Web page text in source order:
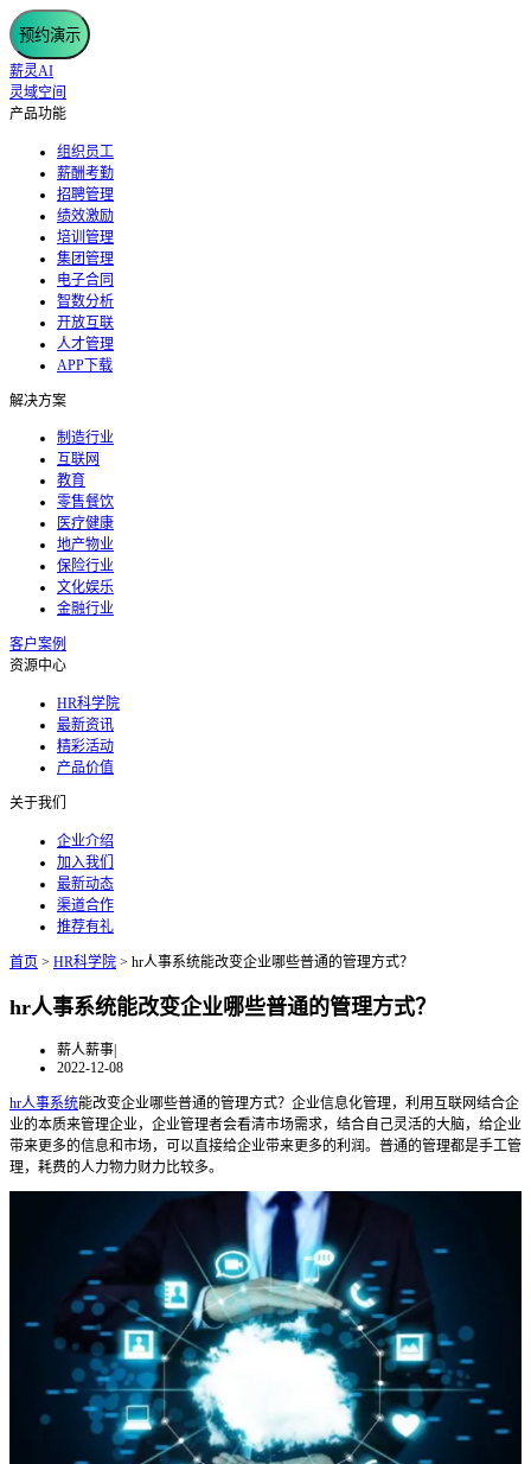
预约演示
薪灵AI
灵域空间
产品功能
组织员工
薪酬考勤
招聘管理
绩效激励
培训管理
集团管理
电子合同
智数分析
开放互联
人才管理
APP下载
解决方案
制造行业
互联网
教育
零售餐饮
医疗健康
地产物业
保险行业
文化娱乐
金融行业
客户案例
资源中心
HR科学院
最新资讯
精彩活动
产品价值
关于我们
企业介绍
加入我们
最新动态
渠道合作
推荐有礼
首页 > HR科学院 > hr人事系统能改变企业哪些普通的管理方式？
hr人事系统能改变企业哪些普通的管理方式？
薪人薪事|
2022-12-08
hr人事系统能改变企业哪些普通的管理方式？企业信息化管理，利用互联网结合企
业的本质来管理企业，企业管理者会看清市场需求，结合自己灵活的大脑，给企业
带来更多的信息和市场，可以直接给企业带来更多的利润。普通的管理都是手工管
理，耗费的人力物力财力比较多。